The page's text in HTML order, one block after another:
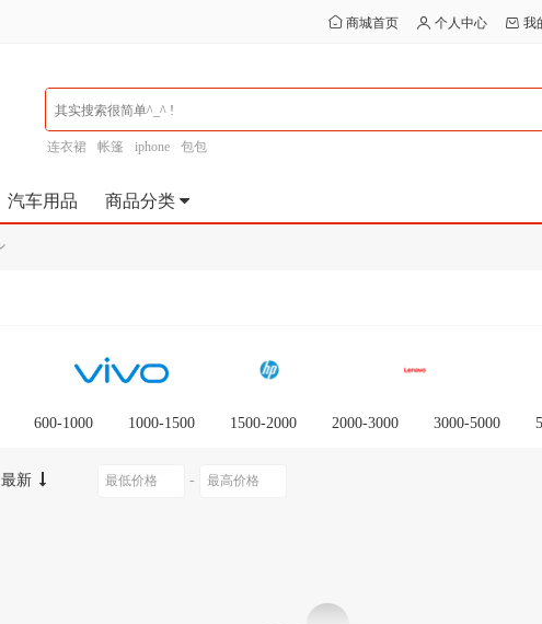
商城首页 个人中心 我
连衣裙 帐篷 iphone 包包
汽车用品 商品分类
600-1000 1000-1500 1500-2000 2000-3000 3000-5000
最新 -